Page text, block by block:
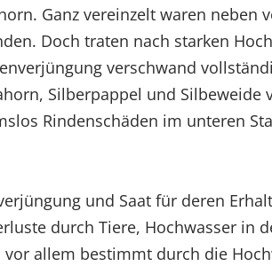
Ganz vereinzelt waren neben
Doch traten nach starken
verschwand
Silberpappel und Silbeweide
Rindenschäden im unteren
und Saat für deren
durch Tiere, Hochwasser in
allem bestimmt durch die